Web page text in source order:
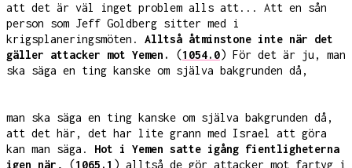
att det är väl inget problem alls att... Att en sån
person som Jeff Goldberg sitter med i
krigsplaneringsmöten. Alltså åtminstone inte när det
gäller attacker mot Yemen.
(1054.0) För det är ju, man
ska säga en ting kanske om själva bakgrunden då,
man ska säga en ting kanske om själva bakgrunden då,
att det här, det har lite grann med Israel att göra
kan man säga. Hot i Yemen satte igång fientligheterna
igen när,
(1065.1 ) alltså de gör attacker mot fartyg i